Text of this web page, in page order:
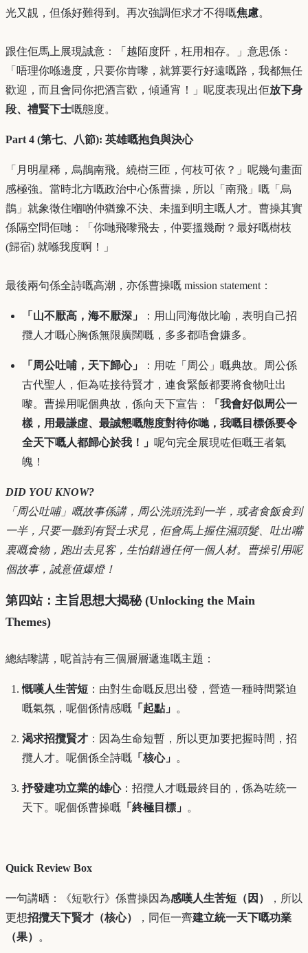
光又靚，但係好難得到。再次強調佢求才不得嘅焦慮。
跟住佢馬上展現誠意：「越陌度阡，枉用相存。」意思係：
「唔理你喺邊度，只要你肯嚟，就算要行好遠嘅路，我都無任
歡迎，而且會同你把酒言歡，傾通宵！」呢度表現出佢放下身
段、禮賢下士嘅態度。
Part 4 (第七、八節): 英雄嘅抱負與決心
「月明星稀，烏鵲南飛。繞樹三匝，何枝可依？」呢幾句畫面
感極強。當時北方嘅政治中心係曹操，所以「南飛」嘅「烏
鵲」就象徵住嗰啲仲猶豫不決、未搵到明主嘅人才。曹操其實
係隔空問佢哋：「你哋飛嚟飛去，仲要搵幾耐？最好嘅樹枝
(歸宿) 就喺我度啊！」
最後兩句係全詩嘅高潮，亦係曹操嘅 mission statement：
「山不厭高，海不厭深」
：用山同海做比喻，表明自己招
攬人才嘅心胸係無限廣闊嘅，多多都唔會嫌多。
「周公吐哺，天下歸心」
：用咗「周公」嘅典故。周公係
古代聖人，佢為咗接待賢才，連食緊飯都要將食物吐出
嚟。曹操用呢個典故，係向天下宣告：
「我會好似周公一
樣，用最謙虛、最誠懇嘅態度對待你哋，我嘅目標係要令
全天下嘅人都歸心於我！」 呢句完全展現咗佢嘅王者氣
魄！
DID YOU KNOW?
「周公吐哺」嘅故事係講，周公洗頭洗到一半，或者食飯食到
一半，只要一聽到有賢士求見，佢會馬上握住濕頭髮、吐出嘴
裏嘅食物，跑出去見客，生怕錯過任何一個人材。曹操引用呢
個故事，誠意值爆燈！
第四站：主旨思想大揭秘 (Unlocking the Main
Themes)
總結嚟講，呢首詩有三個層層遞進嘅主題：
慨嘆人生苦短 ：由對生命嘅反思出發，營造一種時間緊迫
嘅氣氛，呢個係情感嘅 「起點」 。
渴求招攬賢才 ：因為生命短暫，所以更加要把握時間，招
攬人才。呢個係全詩嘅 「核心」 。
抒發建功立業的雄心：招攬人才嘅最終目的，係為咗統一
天下。呢個係曹操嘅 「終極目標」 。
Quick Review Box
一句講晒：《短歌行》係曹操因為感嘆人生苦短（因）
，所以
更想招攬天下賢才（核心） ，同佢一齊建立統一天下嘅功業
（果）
。